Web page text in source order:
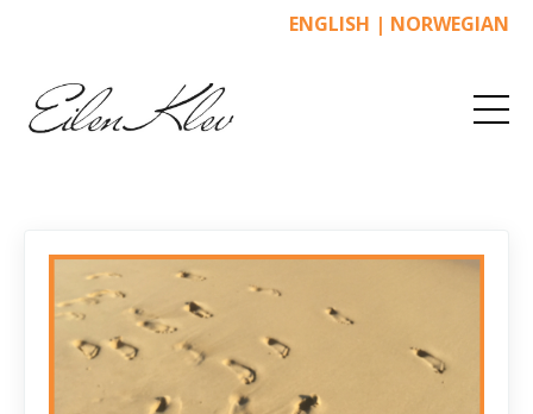
ENGLISH | NORWEGIAN